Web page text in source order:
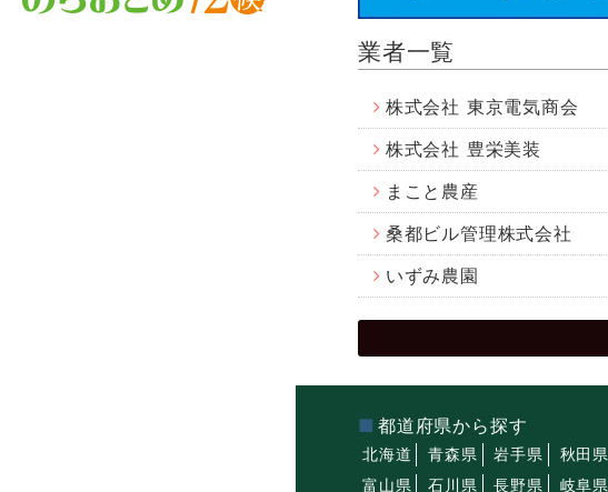
業者一覧
株式会社 東京電気商会
株式会社 豊栄美装
まこと農産
桑都ビル管理株式会社
いずみ農園
都道府県から探す
北海道 青森県 岩手県 秋田県
富山県
石川県 長野県 岐阜県